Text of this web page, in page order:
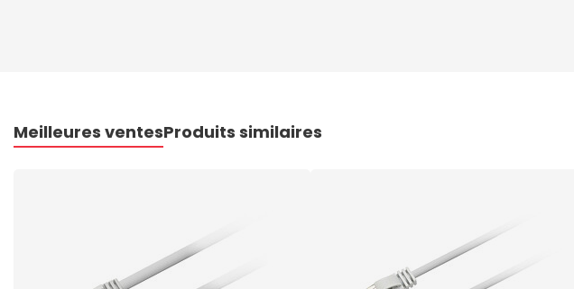
Meilleures ventesProduits similaires